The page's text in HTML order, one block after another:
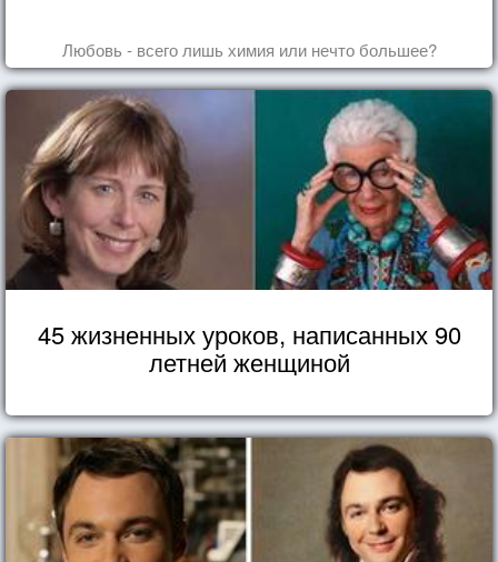
Любовь - всего лишь химия или нечто большее?
45 жизненных уроков, написанных 90
летней женщиной